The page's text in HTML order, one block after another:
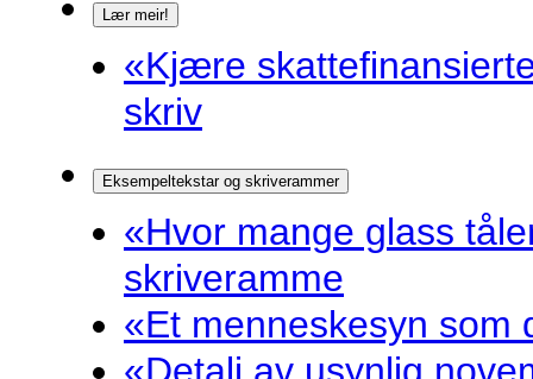
Lær meir!
«Kjære
skriv
Eksempeltekstar og skriverammer
«Hvor mange glass
skriveramme
«Et menneskesyn som